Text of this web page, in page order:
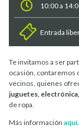
10:00 a
Entrada
Te invitamos a ser
ocasión, contaremos
vecinos, quienes
juguetes,
de ropa.
Más información aquí.